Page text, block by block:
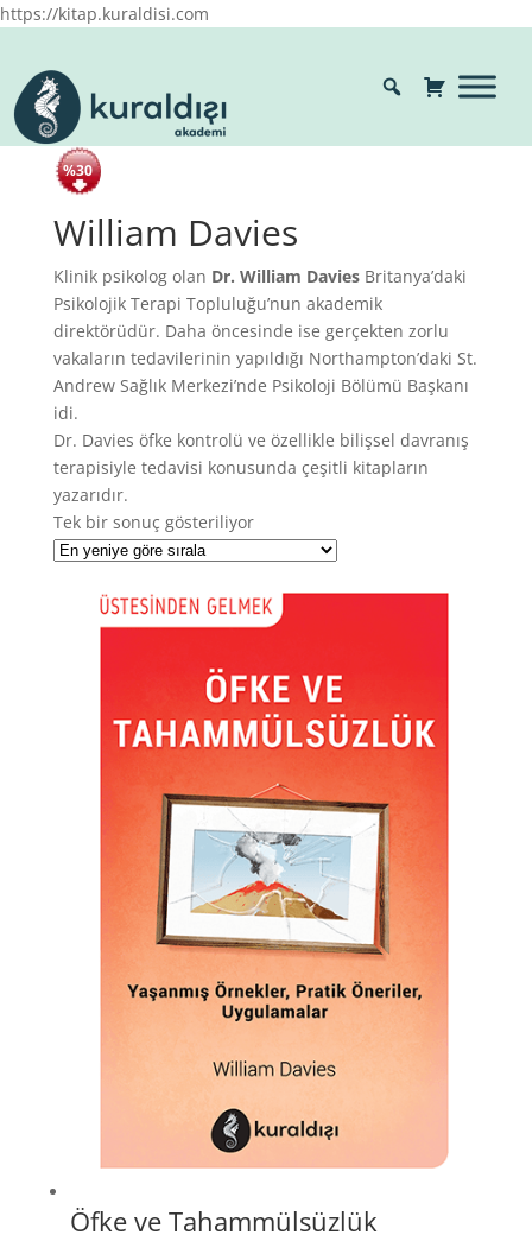
https://kitap.kuraldisi.com
William Davies
Klinik psikolog olan Dr. William DaviesBritanya’daki
Psikolojik Terapi Topluluğu’nun akademik
direktörüdür. Daha öncesinde ise gerçekten zorlu
vakaların tedavilerinin yapıldığı Northampton’daki St.
Andrew Sağlık Merkezi’nde Psikoloji Bölümü Başkanı
idi.
Dr. Davies öfke kontrolü ve özellikle bilişsel davranış
terapisiyle tedavisi konusunda çeşitli kitapların
yazarıdır.
Tek bir sonuç gösteriliyor
%30
Öfke ve Tahammülsüzlük